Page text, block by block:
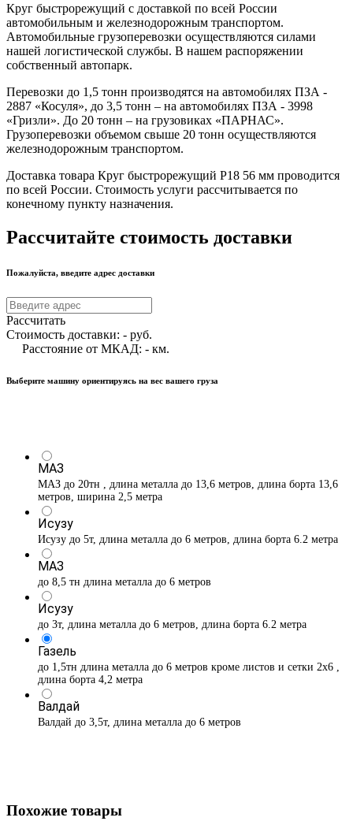
Круг быстрорежущий с доставкой по всей России
автомобильным и железнодорожным транспортом.
Автомобильные грузоперевозки осуществляются силами
нашей логистической службы. В нашем распоряжении
собственный автопарк.
Перевозки до 1,5 тонн производятся на автомобилях ПЗА -
2887 «Косуля», до 3,5 тонн – на автомобилях ПЗА - 3998
«Гризли». До 20 тонн – на грузовиках «ПАРНАС».
Грузоперевозки объемом свыше 20 тонн осуществляются
железнодорожным транспортом.
Доставка товара Круг быстрорежущий Р18 56 мм проводится
по всей России. Стоимость услуги рассчитывается по
конечному пункту назначения.
Рассчитайте стоимость доставки
Пожалуйста, введите адрес доставки
Рассчитать
Стоимость доставки: - руб.
Расстояние от МКАД: - км.
Выберите машину ориентируясь на вес вашего груза
МАЗ
МАЗ до 20тн , длина металла до 13,6 метров, длина борта 13,6
метров, ширина 2,5 метра
Исузу
Исузу до 5т, длина металла до 6 метров, длина борта 6.2 метра
МАЗ
до 8,5 тн длина металла до 6 метров
Исузу
до 3т, длина металла до 6 метров, длина борта 6.2 метра
Газель
до 1,5тн длина металла до 6 метров кроме листов и сетки 2х6 ,
длина борта 4,2 метра
Валдай
Валдай до 3,5т, длина металла до 6 метров
Похожие товары